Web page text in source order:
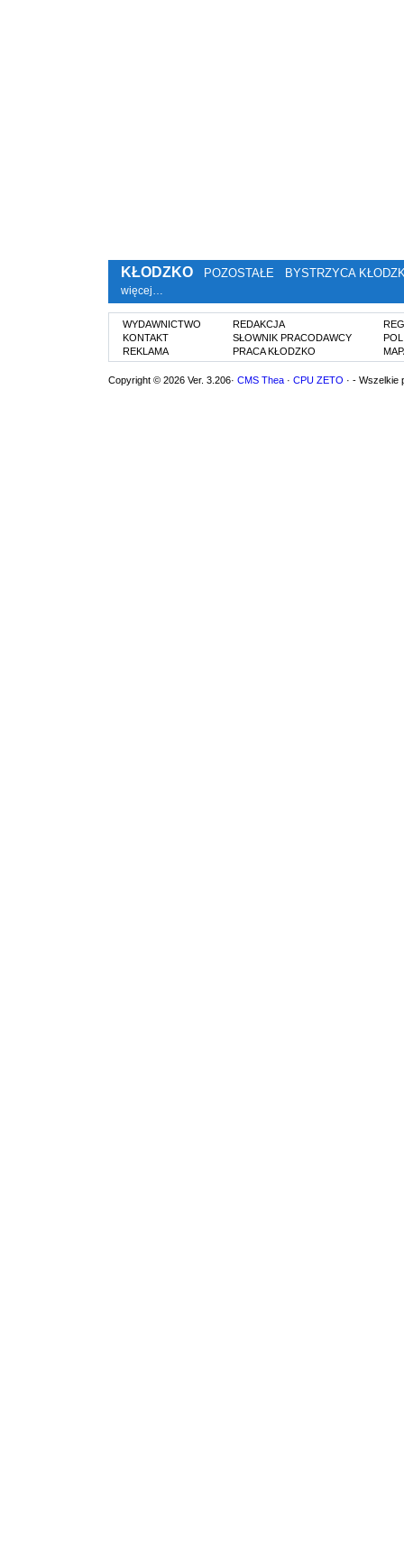
KŁODZKO POZOSTAŁE BYSTRZYCA
więcej…
WYDAWNICTWO
KONTAKT
REKLAMA
REDAKCJA
SŁOWNIK PRACODAWCY
PRACA KŁODZKO
Copyright © 2026 Ver. 3.206· CMS Thea · CPU ZETO · - Wszelkie